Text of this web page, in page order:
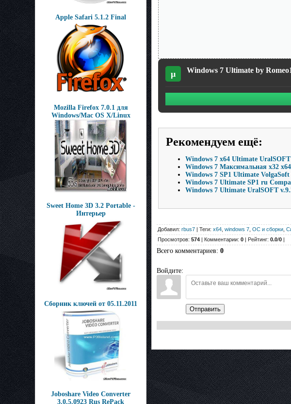
Apple Safari 5.1.2 Final
Mozilla Firefox 7.0.1 для
Windows/Mac OS X/Linux
Sweet Home 3D 3.2 Portable -
Интерьер
Сборник ключей от 05.11.2011
Joboshare Video Converter
3.0.5.0923 Rus RePack
µ Windows 7 Ultimate by
Рекомендуем ещё:
Windows 7 x64 Ultimate
Windows 7 Максимальная x32
Windows 7 SP1 Ultimate VolgaSoft
Windows 7 Ultimate SP1 ru
Windows 7 Ultimate UralSOFT
Добавил: rbus7 | Теги: x64 windows 7 ОС и сборки
Просмотров: 574 | Комментарии: 0 | Рейтинг: 0.0/0 |
Всего комментариев: 0
Войдите:
Отправить